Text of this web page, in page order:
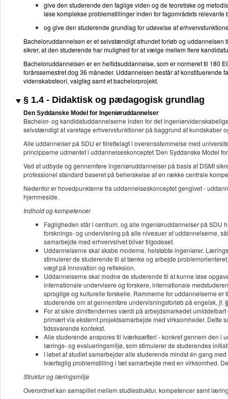
give den studerende den faglige viden og de teoretiske og
løse komplekse problemstillinger inden for fagområdets relevante
og give den studerende grundlag for udøvelse af
Bacheloruddannelsen er et selvstændigt afrundet forløb og
sikrer, at den studerende har mulighed for at vælge mellem flere
Bacheloruddannelsen er en heltidsuddannelse, som er normeret til 180
forårssemestret dog 36 måneder. Uddannelsen består af
videnskabsteori, valgfag samt et bachelorprojekt.
§ 1.4 - Didaktisk og pædagogisk grundlag
Den Syddanske Model for Ingeniøruddannelser
Bachelor- og kandidatuddannelserne inden for det
selvstændigt at varetage erhvervsfunktioner på baggrund af kundskaber
Alle uddannelser på SDU er tilrettelagt i overensstemmelse med
principperne udmøntet i uddannelseskonceptet 'Den Syddanske Model
Ved at udbyde og gennemføre ingeniøruddannelser på basis af DSMI
professionel standard baseret på beherskelse af en række centrale
Nedenfor er hovedpunkterne fra uddannelseskonceptet gengivet -
hjemmeside.
Indhold og kompetencer
Fagligheden står i centrum, og alle ingeniøruddannelser på SDU
forsknings- og undervisning på alle niveauer af uddannelserne,
samarbejde med erhvervslivet bliver tilgodeset.
Uddannelserne skal skabe moderne, helstøbte ingeniører.
stimulerer de studerende til at tænke og arbejde
vægt på innovation og refleksion.
Uddannelserne skal modne de studerende til at kunne løse
internationale undervisere og forskere, internationale
sproglige og kulturelle forskelle. Rammerne for uddannelserne
studerende om at gennemføre undervisningsforløb på engelsk, jf.
For at sikre dimittendernes værdi på arbejdsmarkedet
primært via eksternt projektsamarbejde med virksomheder. Dette
tidssvarende kontekst.
Alle studerende anspores til iværksætteri - konkret gennem den i
lærings- og evalueringsmiljø, som stimulerer de studerendes
I løbet af studiet samarbejder alle studerende mindst én gang
tværfaglig problemstilling i tæt samarbejde med en virksomhed.
Struktur og læringsmiljø
Overordnet kan samspillet mellem studiestruktur, kompetencer samt